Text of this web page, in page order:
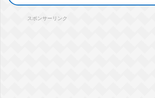
スポンサーリンク